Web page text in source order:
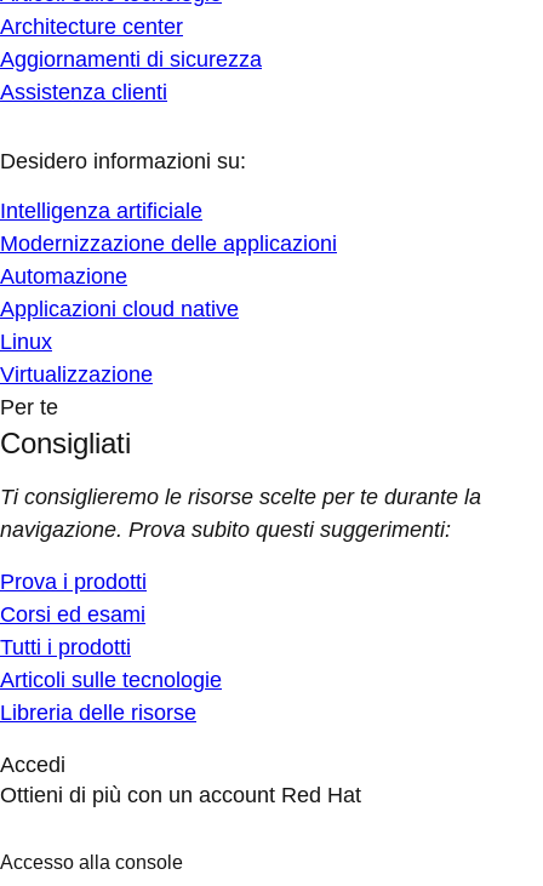
Architecture center
Aggiornamenti di sicurezza
Assistenza clienti
Desidero informazioni su:
Intelligenza artificiale
Modernizzazione delle applicazioni
Automazione
Applicazioni cloud native
Linux
Virtualizzazione
Per te
Consigliati
Ti consiglieremo le risorse scelte per te durante la
navigazione. Prova subito questi suggerimenti:
Prova i prodotti
Corsi ed esami
Tutti i prodotti
Articoli sulle tecnologie
Libreria delle risorse
Accedi
Ottieni di più con un account Red Hat
Accesso alla console